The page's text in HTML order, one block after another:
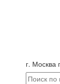
г. Москва